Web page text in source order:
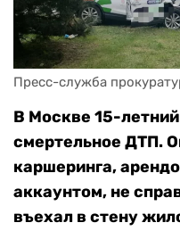
Пресс-служба
В Москве 15-
смертельное ДТП.
каршеринга,
аккаунтом, не
въехал в стену